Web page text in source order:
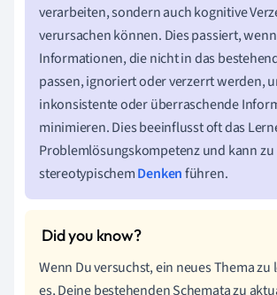
verarbeiten, sondern auch kognitive
verursachen können. Dies passiert, wenn
Informationen, die nicht in das
passen, ignoriert oder verzerrt werden,
inkonsistente oder überraschende
minimieren. Dies beeinflusst oft das
Problemlösungskompetenz und kann zu
stereotypischemDenkenführen.
Wenn Du versuchst, ein neues Thema
es, Deine bestehenden Schemata zu